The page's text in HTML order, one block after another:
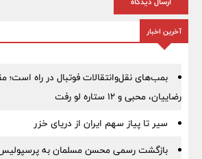
آخرین اخبار
بمب‌های نقل‌وانتقالات فوتبال در راه است؛
رضاییان، محبی و ۱۲ ستاره لو رفت
سیر تا پیاز سهم ایران از دریای خزر
بازگشت رسمی محسن مسلمان به